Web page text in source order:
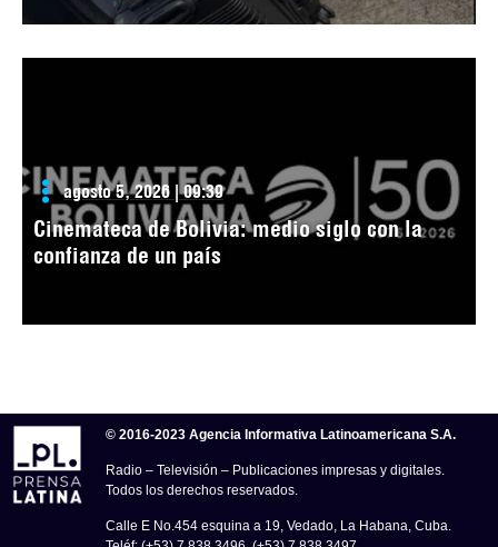
agosto 5, 2026 | 09:39
Cinemateca de Bolivia: medio siglo con la
confianza de un país
© 2016-2023 Agencia Informativa Latinoamericana S.A.
Radio – Televisión – Publicaciones impresas y digitales.
Todos los derechos reservados.
Calle E No.454 esquina a 19, Vedado, La Habana, Cuba.